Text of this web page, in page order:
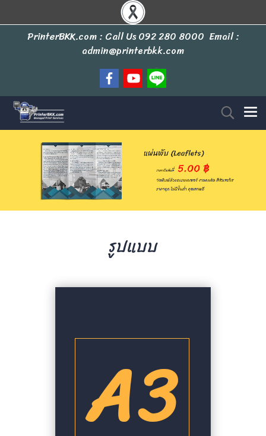
PrinterBKK.com : Call Us092 280 8000 Email :
admin@printerbkk.com
รูปแบบ